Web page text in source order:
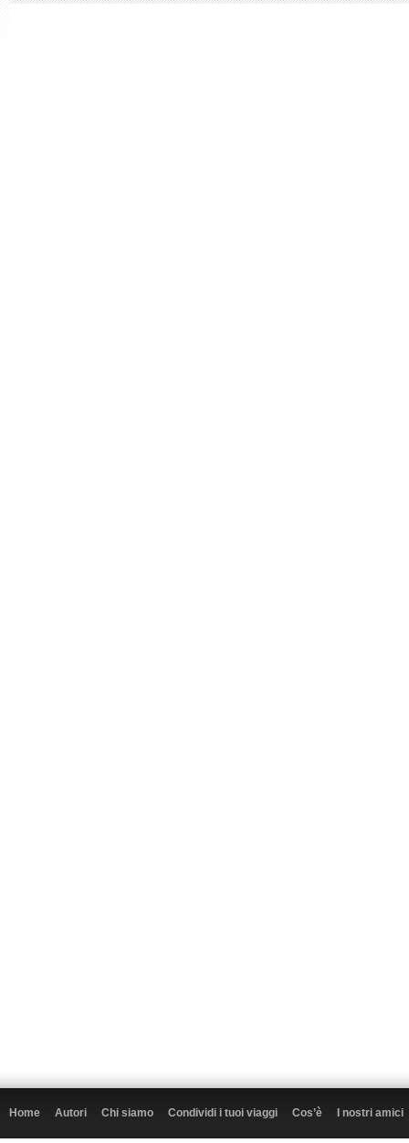
Home Autori Chi siamo Condividi i tuoi viaggi Cos’è I nostri amici